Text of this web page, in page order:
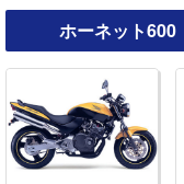
ホーネット600